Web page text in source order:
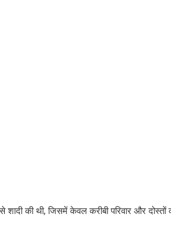
की थी, जिसमें केवल करीबी परिवार और दोस्तों